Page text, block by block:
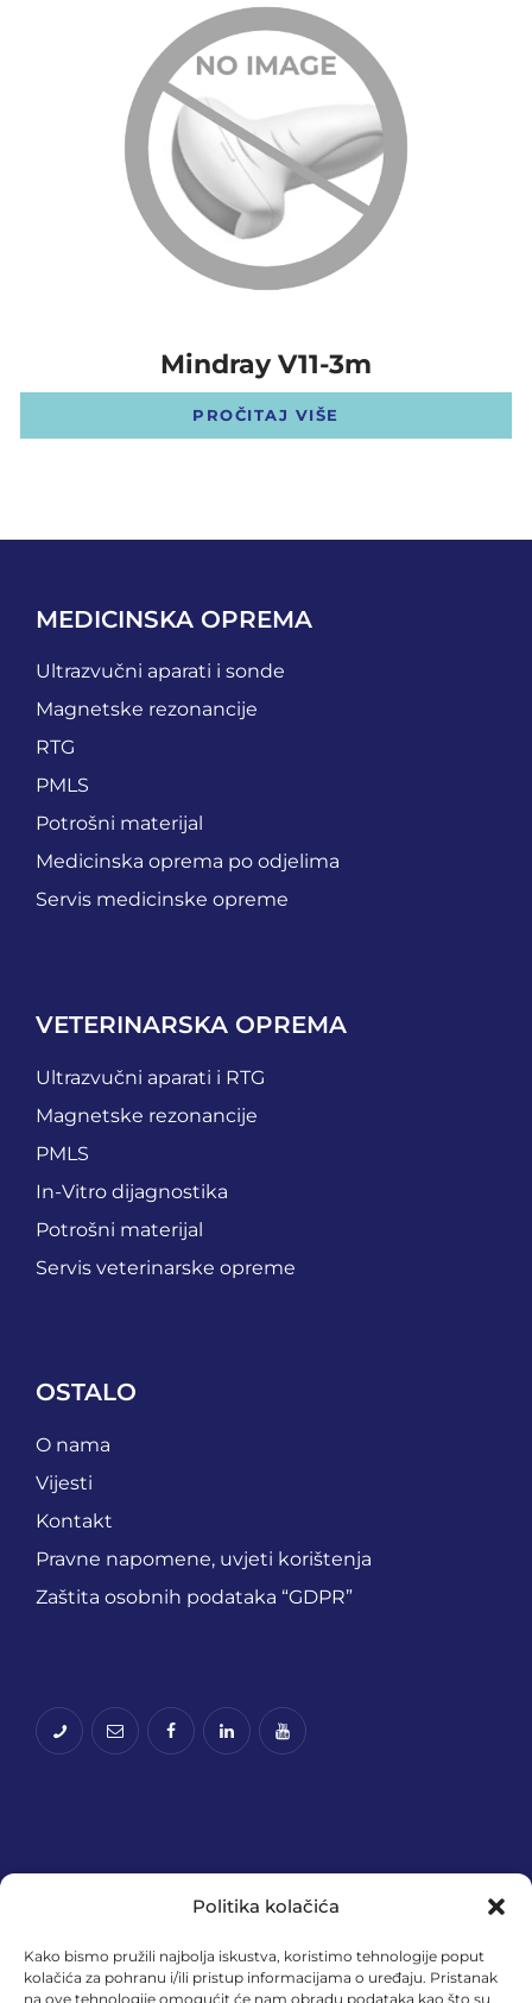
Politika kolačića
Kako bismo pružili najbolja iskustva, koristimo tehnologije poput
kolačića za pohranu i/ili pristup informacijama o uređaju. Pristanak
na ove tehnologije omogućit će nam obradu podataka kao što su
Mindray V11-3m
PROČITAJ VIŠE
MEDICINSKA OPREMA
Ultrazvučni aparati i sonde
Magnetske rezonancije
RTG
PMLS
Potrošni materijal
Medicinska oprema po odjelima
Servis medicinske opreme
VETERINARSKA OPREMA
Ultrazvučni aparati i RTG
Magnetske rezonancije
PMLS
In-Vitro dijagnostika
Potrošni materijal
Servis veterinarske opreme
OSTALO
O nama
Vijesti
Kontakt
Pravne napomene, uvjeti korištenja
Zaštita osobnih podataka “GDPR”